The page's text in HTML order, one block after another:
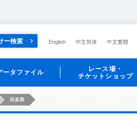
ー検索 English 中文简体 中文繁體
ータファイル
レース場・
チケットショップ
出走表